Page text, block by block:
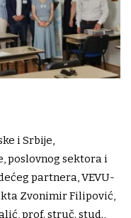
i Srbije,
poslovnog sektora i
partnera, VEVU-
Zvonimir Filipović,
prof. struč. stud.,